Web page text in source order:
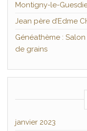
Montigny-le-
Jean père d’Edme
Généathème :
de grains
janvier 2023